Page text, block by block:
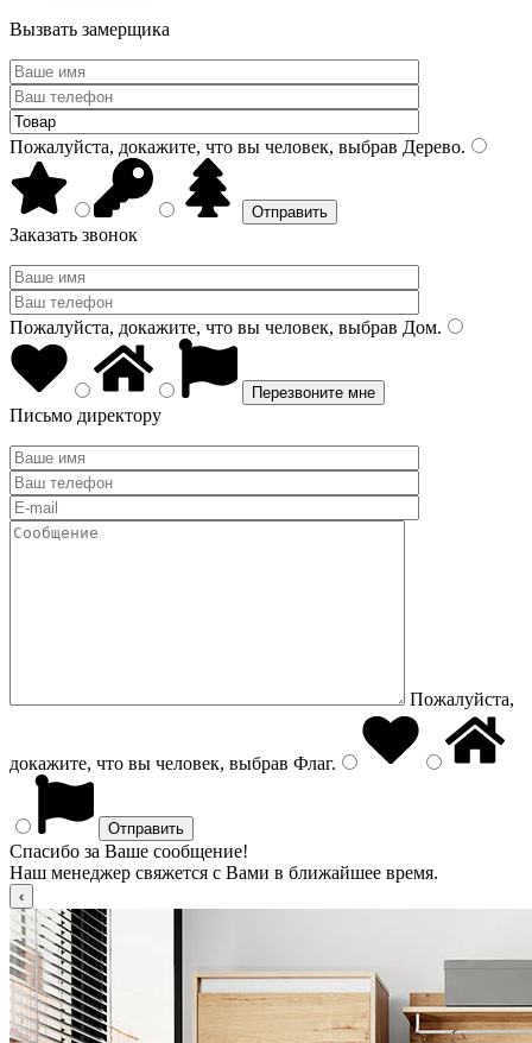
Вызвать замерщика
Пожалуйста, докажите, что вы человек, выбрав Дерево.
Заказать звонок
Пожалуйста, докажите, что вы человек, выбрав Дом.
Письмо директору
Пожалуйста,
докажите, что вы человек, выбрав Флаг.
Спасибо за Ваше сообщение!
Наш менеджер свяжется с Вами в ближайшее время.